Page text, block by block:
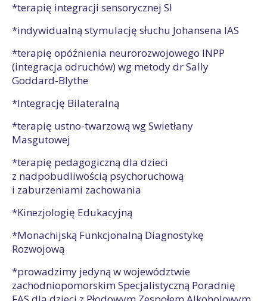
*terapię integracji sensorycznej SI
*indywidualną stymulację słuchu Johansena IAS
*terapię opóźnienia neurorozwojowego INPP
(integracja odruchów) wg metody dr Sally
Goddard-Blythe
*Integrację Bilateralną
*terapię ustno-twarzową wg Swietłany
Masgutowej
*terapię pedagogiczną dla dzieci
z nadpobudliwością psychoruchową
i zaburzeniami zachowania
*Kinezjologię Edukacyjną
*Monachijską Funkcjonalną Diagnostykę
Rozwojową
*prowadzimy jedyną w województwie
zachodniopomorskim Specjalistyczną Poradnię